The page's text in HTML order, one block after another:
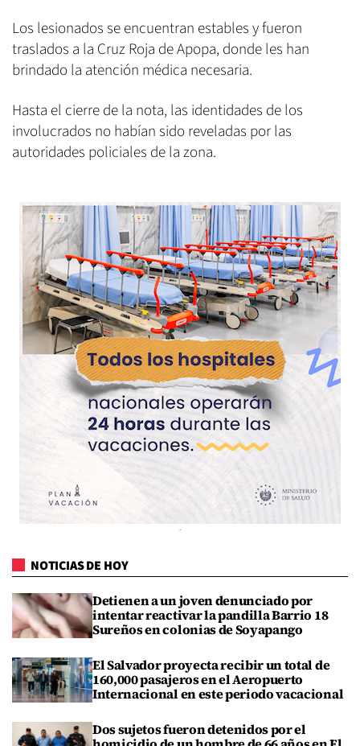
Los lesionados se encuentran estables y fueron
traslados a la Cruz Roja de Apopa, donde les han
brindado la atención médica necesaria.
Hasta el cierre de la nota, las identidades de los
involucrados no habían sido reveladas por las
autoridades policiales de la zona.
NOTICIAS DE HOY
Detienen a un joven denunciado por
intentar reactivar la pandilla Barrio 18
Sureños en colonias de Soyapango
El Salvador proyecta recibir un total de
160,000 pasajeros en el Aeropuerto
Internacional en este periodo vacacional
Dos sujetos fueron detenidos por el